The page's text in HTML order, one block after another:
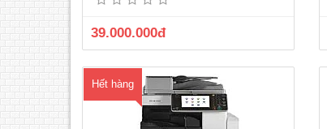
39.000.000đ
Hết hàng
Photocopy kỹ thuật số, Laser màu. Chức
màu qua mạng. Chức năng đảo 2 mặt